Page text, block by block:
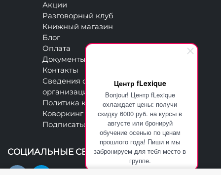
Центр fLexique
Bonjour! Центр fLexique
охлаждает цены: получи
скидку 6000 руб. на курсы в
августе или бронируй
обучение осенью по ценам
прошлого года! Пиши и мы
забронируем для тебя место в
группе.
Акции
Разговорный клуб
Книжный магазин
Блог
Оплата
Документы
Контакты
Сведения об образовательной
организации
Политика конфиденциальности
Коворкинг
Подписаться на рассылку
СОЦИАЛЬНЫЕ СЕТИ